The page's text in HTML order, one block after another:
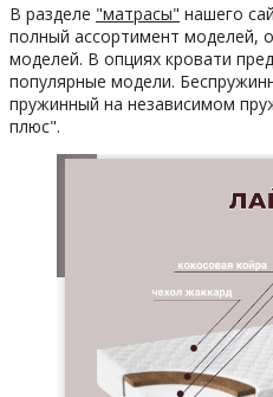
В разделе "матрасы" нашего
полный ассортимент моделей,
моделей. В опциях кровати
популярные модели.
пружинный на независимом
плюс".